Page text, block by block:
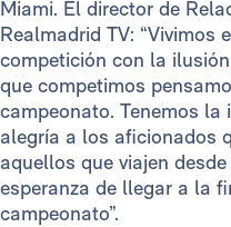
Miami. El director de
Realmadrid TV: “Vivimos
competición con la
que competimos
campeonato. Tenemos
alegría a los aficionados
aquellos que viajen
esperanza de llegar a la
campeonato”.